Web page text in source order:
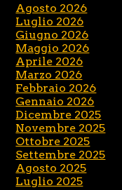
Agosto 2026
Luglio 2026
Giugno 2026
Maggio 2026
Aprile 2026
Marzo 2026
Febbraio 2026
Gennaio 2026
Dicembre 2025
Novembre 2025
Ottobre 2025
Settembre 2025
Agosto 2025
Luglio 2025